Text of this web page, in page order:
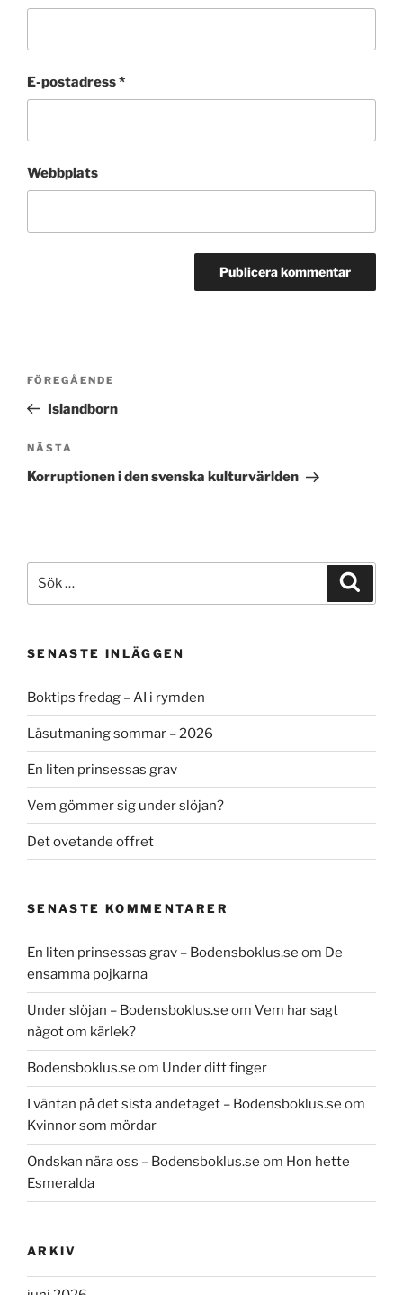
E-postadress*
Webbplats
Inläggsnavigering
Föregående
inlägg
FÖREGÅENDE
Islandborn
Nästa
inlägg
NÄSTA
Korruptionen i den svenska kulturvärlden
efter:
SENASTE INLÄGGEN
Boktips fredag – AI i rymden
Läsutmaning sommar – 2026
En liten prinsessas grav
Vem gömmer sig under slöjan?
Det ovetande offret
SENASTE KOMMENTARER
En liten prinsessas grav – Bodensboklus.se om De
ensamma pojkarna
Under slöjan – Bodensboklus.se om Vem har sagt
något om kärlek?
Bodensboklus.se om Under ditt finger
I väntan på det sista andetaget – Bodensboklus.se om
Kvinnor som mördar
Ondskan nära oss – Bodensboklus.se om Hon hette
Esmeralda
ARKIV